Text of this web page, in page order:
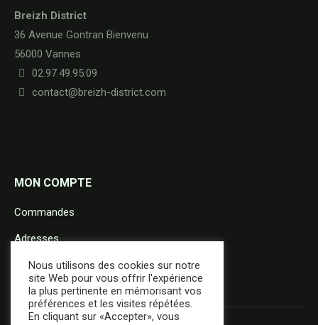
Breizh District
36 Avenue Gontran Bienvenu
56000 Vannes
02.97.49.95.09
contact@breizh-district.com
MON COMPTE
Commandes
Adresses
Détails du compte
Nous utilisons des cookies sur notre
site Web pour vous offrir l'expérience
la plus pertinente en mémorisant vos
préférences et les visites répétées.
En cliquant sur «Accepter», vous